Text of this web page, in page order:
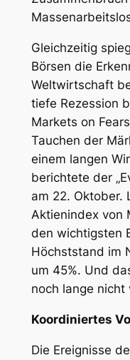
Gleichzeitig
Börsen die
Weltwirtschaft
tiefe Rezession
Markets on
Tauchen der
einem langen
berichtete der
am 22. Oktober.
Aktienindex von
den wichtigsten
Höchststand im
um 45%. Und
noch lange nicht
Koordiniertes
Die Ereignisse